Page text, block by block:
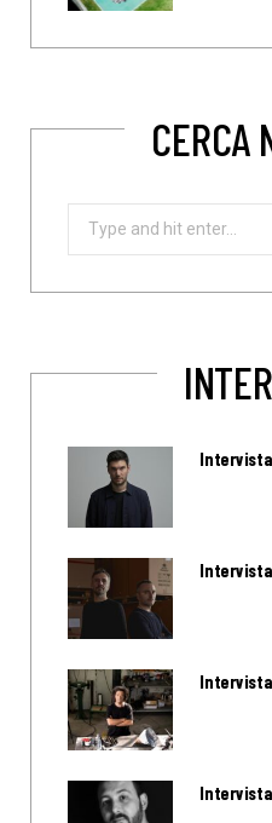
CERCA
Search
Intervista